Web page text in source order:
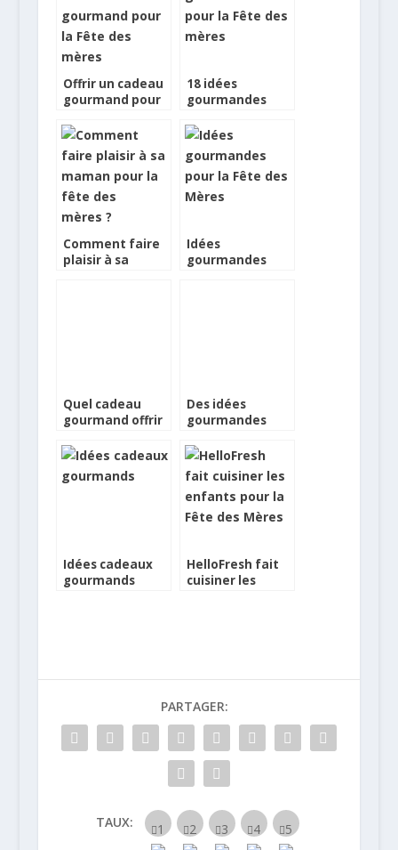
Offrir un cadeau
gourmand pour
mères
18 idées
gourmandes
mères
Comment faire
plaisir à sa
Idées
gourmandes
Quel cadeau
gourmand offrir
mères ?
Des idées
gourmandes
Valentin
Idées cadeaux
gourmands
HelloFresh fait
cuisiner les
PARTAGER:
TAUX: